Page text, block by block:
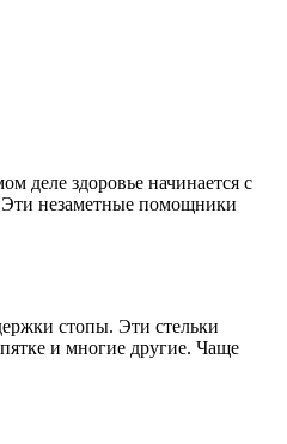
деле здоровье начинается с
Эти незаметные помощники
стопы. Эти стельки
и многие другие. Чаще